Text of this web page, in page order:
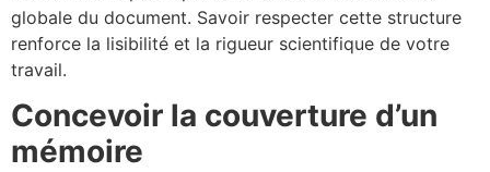
globale du document. Savoir respecter cette structure
renforce la lisibilité et la rigueur scientifique de votre
travail.
Concevoir la couverture d’un
mémoire